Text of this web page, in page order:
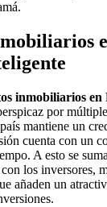
inmobiliarios en
por
mantiene un
cuenta con un
A esto se
los inversores,
añaden un